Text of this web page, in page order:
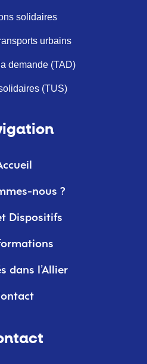
solidaires
urbains
demande (TAD)
(TUS)
nous ?
Dispositifs
dans l’Allier